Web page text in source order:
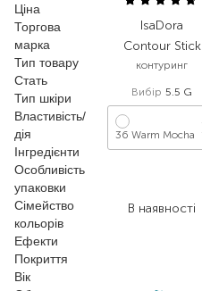
Ціна
Торгова
марка
Тип товару
Стать
Тип шкіри
Властивість/
дія
Інгредієнти
Особливість
упаковки
Сімейство
кольорів
Ефекти
Покриття
Вік
IsaDora
Contour Stick
контуринг
Вибір 5.5 G
36 Warm Mocha
В наявності